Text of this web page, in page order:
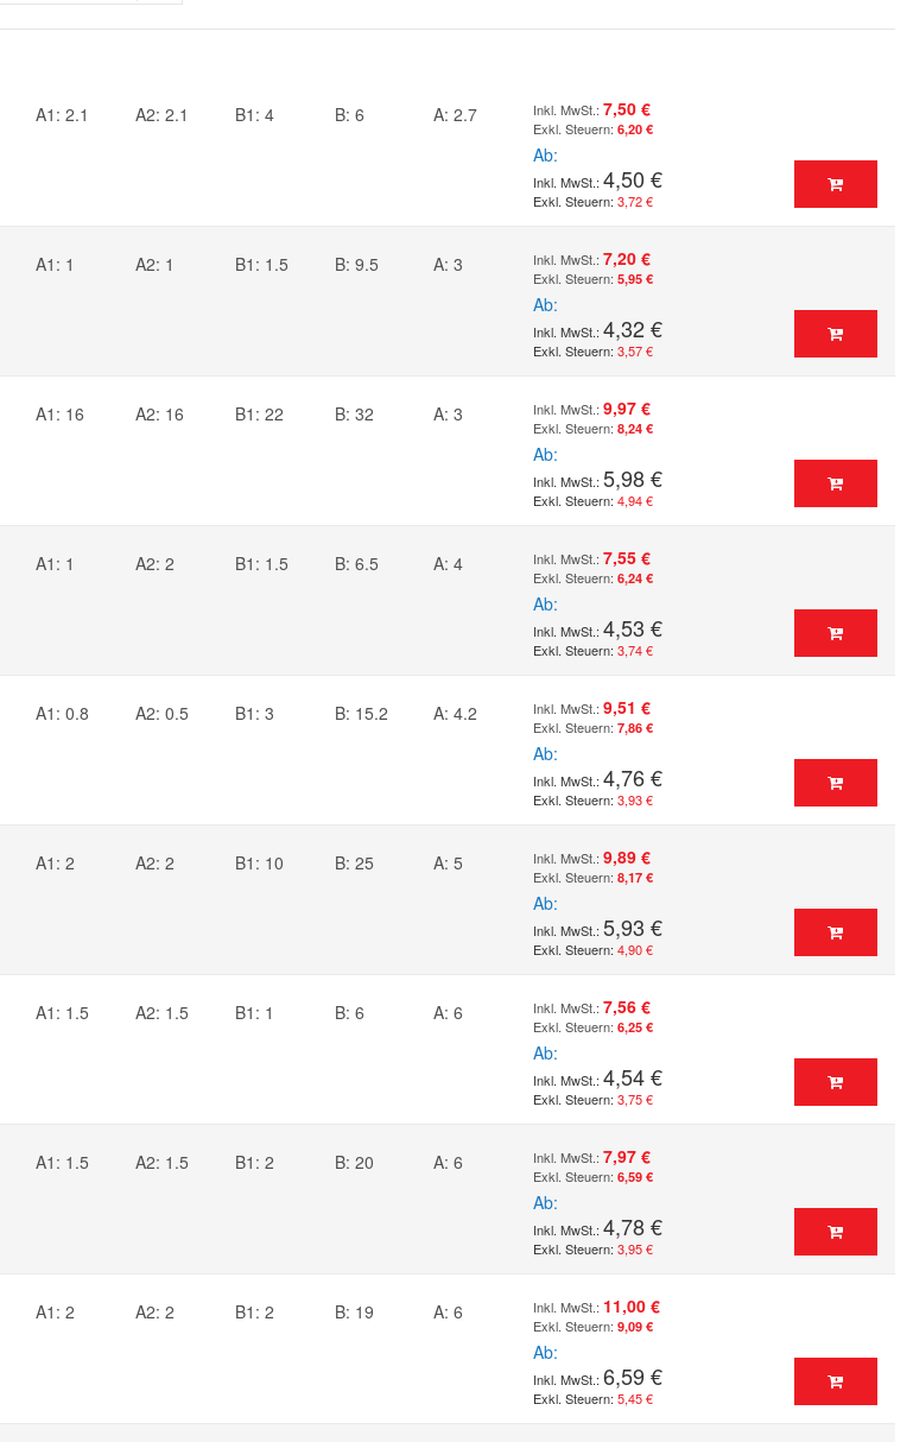
A1: 2.1 A2: 2.1 B1: 4 B: 6 A: 2.7 7,50 €
6,20 €
Ab
4,50 €
3,72 €
A1: 1 A2: 1 B1: 1.5 B: 9.5 A: 3 7,20 €
5,95 €
Ab
4,32 €
3,57 €
A1: 16 A2: 16 B1: 22 B: 32 A: 3 9,97 €
8,24 €
Ab
5,98 €
4,94 €
A1: 1 A2: 2 B1: 1.5 B: 6.5 A: 4 7,55 €
6,24 €
Ab
4,53 €
3,74 €
A1: 0.8 A2: 0.5 B1: 3 B: 15.2 A: 4.2 9,51 €
7,86 €
Ab
4,76 €
3,93 €
A1: 2 A2: 2 B1: 10 B: 25 A: 5 9,89 €
8,17 €
Ab
5,93 €
4,90 €
A1: 1.5 A2: 1.5 B1: 1 B: 6 A: 6 7,56 €
6,25 €
Ab
4,54 €
3,75 €
A1: 1.5 A2: 1.5 B1: 2 B: 20 A: 6 7,97 €
6,59 €
Ab
4,78 €
3,95 €
A1: 2 A2: 2 B1: 2 B: 19 A: 6 11,00 €
9,09 €
Ab
6,59 €
5,45 €